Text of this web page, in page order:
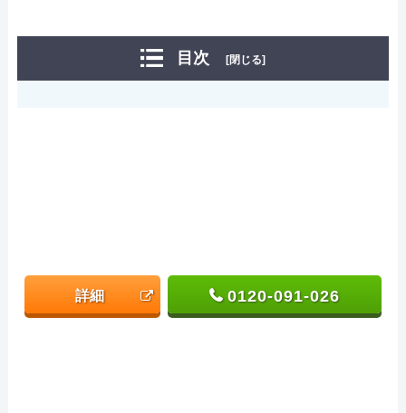
目次 [閉じる]
詳細 0120-091-026